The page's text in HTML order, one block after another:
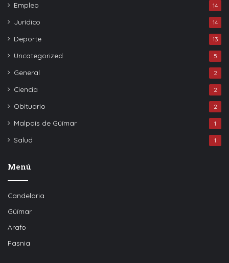
Empleo 14
Jurídico 14
Deporte 13
Uncategorized 5
General 2
Ciencia 2
Obituario 2
Malpaís de Güímar 1
Salud 1
Menú
Candelaria
Güímar
Arafo
Fasnia